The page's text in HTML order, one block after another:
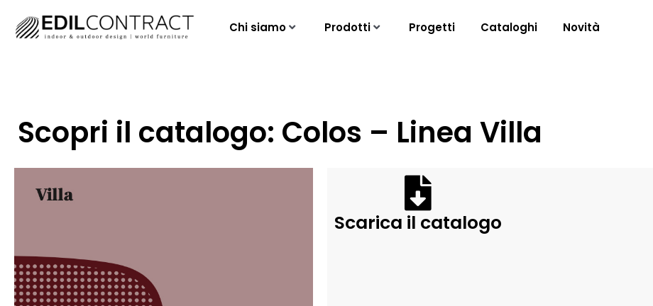
Chi siamo Prodotti Progetti Cataloghi Novità
Scopri il catalogo: Colos – Linea Villa
Scarica il catalogo